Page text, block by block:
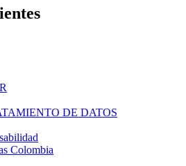
DE DATOS
Colombia